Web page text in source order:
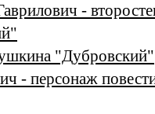
-
"Дубровский"
- персонаж